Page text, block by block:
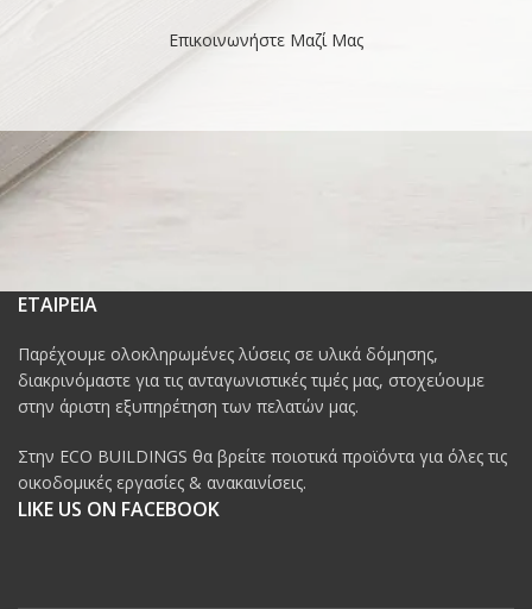
Επικοινωνήστε Μαζί Μας
ΕΤΑΙΡΕΙΑ
Παρέχουμε ολοκληρωμένες λύσεις σε υλικά δόμησης,
διακρινόμαστε για τις ανταγωνιστικές τιμές μας, στοχεύουμε
στην άριστη εξυπηρέτηση των πελατών μας.
Στην ECO BUILDINGS θα βρείτε ποιοτικά προϊόντα για όλες τις
οικοδομικές εργασίες & ανακαινίσεις.
LIKE US ON FACEBOOK